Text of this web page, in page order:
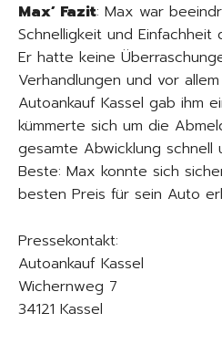
Max’ Fazit: Max war
Schnelligkeit und Einfachheit
Er hatte keine
Verhandlungen und vor
Autoankauf Kassel gab ihm
kümmerte sich um die
gesamte Abwicklung schnell
Beste: Max konnte sich
besten Preis für sein Auto
Pressekontakt:
Autoankauf Kassel
Wichernweg 7
34121 Kassel